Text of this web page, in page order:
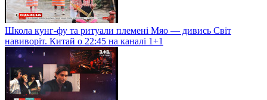
Школа кунг-фу та ритуали племені Мяо — дивись Світ
навиворіт. Китай о 22:45 на каналі 1+1